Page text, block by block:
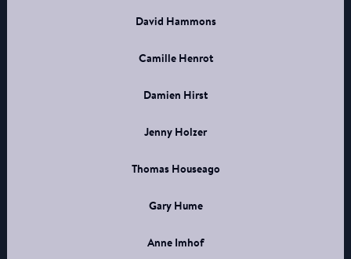
David Hammons
Camille Henrot
Damien Hirst
Jenny Holzer
Thomas Houseago
Gary Hume
Anne Imhof